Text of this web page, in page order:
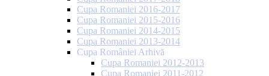
Cupa Romaniei 2016-2017
Cupa Romaniei 2015-2016
Cupa Romaniei 2014-2015
Cupa Romaniei 2013-2014
Cupa României Arhivă
Cupa Romaniei 2012-2013
Cupa Romaniei 2011-2012